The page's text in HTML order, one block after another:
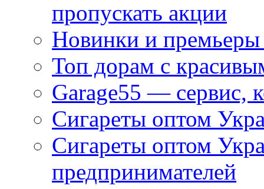
пропускать акции
Новинки и
Топ дорам с
Garage55 — сервис,
Сигареты оптом
Сигареты оптом
предпринимателей